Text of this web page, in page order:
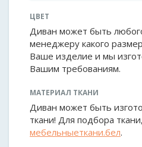
ЦВЕТ
Диван может быть
менеджеру какого
Ваше изделие и мы
Вашим требованиям.
МАТЕРИАЛ ТКАНИ
Диван может быть
ткани! Для подбора
мебельныеткани.бел.